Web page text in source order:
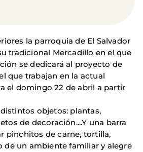
la parroquia de El Salvador
tradicional Mercadillo en el que
se dedicará al proyecto de
que trabajan en la actual
el domingo 22 de abril a partir
objetos: plantas,
de decoración....Y una barra
pinchitos de carne, tortilla,
de un ambiente familiar y alegre